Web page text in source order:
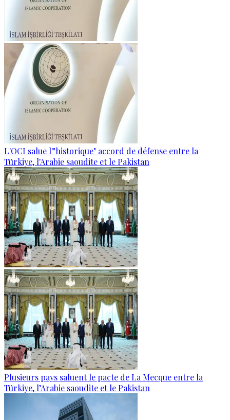
L'OCI salue l'"historique" accord de défense entre la
Türkiye, l'Arabie saoudite et le Pakistan
Plusieurs pays saluent le pacte de La Mecque entre la
Türkiye, l’Arabie saoudite et le Pakistan